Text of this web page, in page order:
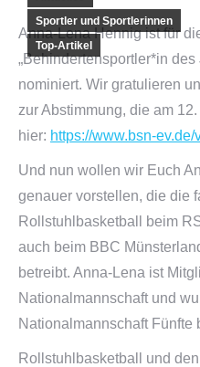
Sportler und Sportlerinnen
Top-Artikel
Anna-Lena Hennig ist für
„Behindertensportler*in
nominiert. Wir gratulieren
zur Abstimmung, die am
hier: https://www.bsn-ev.de/
Und nun wollen wir Euch
genauer vorstellen, die die
Rollstuhlbasketball beim
auch beim BBC
betreibt. Anna-Lena ist
Nationalmannschaft und
Nationalmannschaft Fünfte
Rollstuhlbasketball und